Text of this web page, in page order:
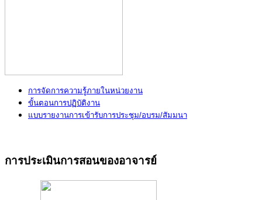
การจัดการความรู้ภายในหน่วยงาน
ขั้นตอนการปฏิบัติงาน
แบบรายงานการเข้ารับการประชุม/อบรม/สัมมนา
การประเมินการสอนของอาจารย์